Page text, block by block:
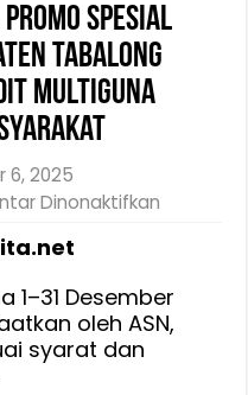
Spesial
Tabalong
Multiguna
6, 2025
Dinonaktifkan
Promo
Spesial
1–31 Desember
oleh ASN,
syarat dan